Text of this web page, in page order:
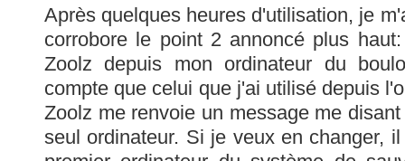
Après quelques heures d'utilisation, je
corrobore le point 2 annoncé plus
Zoolz depuis mon ordinateur du
compte que celui que j'ai utilisé depuis
Zoolz me renvoie un message me
seul ordinateur. Si je veux en changer,